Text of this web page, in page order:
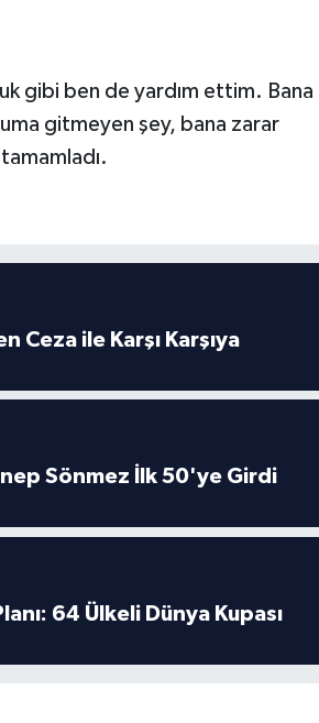
gibi ben de yardım ettim. Bana
gitmeyen şey, bana zarar
Ceza ile Karşı Karşıya
Sönmez İlk 50'ye Girdi
64 Ülkeli Dünya Kupası